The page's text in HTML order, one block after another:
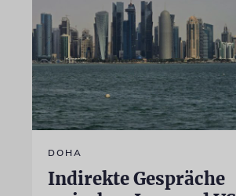
DOHA
Indirekte Gespräche